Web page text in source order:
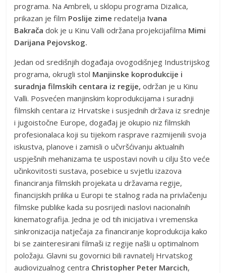
programa. Na Ambreli, u sklopu programa Dizalica,
prikazan je film Poslije zimeredatelja Ivana
Bakračadok je u Kinu Valli održana projekcijafilma Mimi
Darijana Pejovskog.
Jedan od središnjih događaja ovogodišnjeg Industrijskog
programa, okrugli stol Manjinske koprodukcije i
suradnja filmskih centara iz regije, održan je u Kinu
Valli. Posvećen manjinskim koprodukcijama i suradnji
filmskih centara iz Hrvatske i susjednih država iz srednje
i jugoistočne Europe, događaj je okupio niz filmskih
profesionalaca koji su tijekom rasprave razmijenili svoja
iskustva, planove i zamisli o učvršćivanju aktualnih
uspješnih mehanizama te uspostavi novih u cilju što veće
učinkovitosti sustava, posebice u svjetlu izazova
financiranja filmskih projekata u državama regije,
financijskih prilika u Europi te stalnog rada na privlačenju
filmske publike kada su posrijedi naslovi nacionalnih
kinematografija. Jedna je od tih inicijativa i vremenska
sinkronizacija natječaja za financiranje koprodukcija kako
bi se zainteresirani filmaši iz regije našli u optimalnom
položaju. Glavni su govornici bili ravnatelj Hrvatskog
audiovizualnog centra Christopher Peter Marcich,